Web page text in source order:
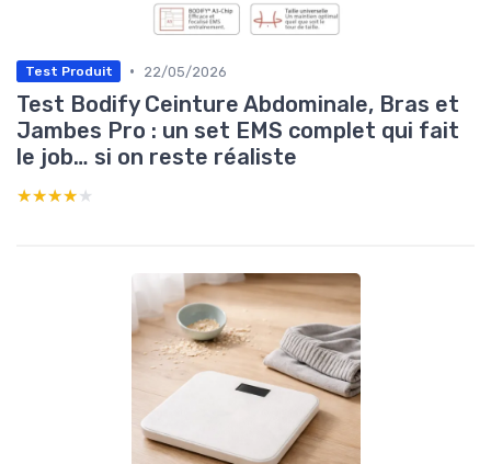
Test Produit • 22/05/2026
Test Bodify Ceinture Abdominale, Bras et
Jambes Pro : un set EMS complet qui fait
le job… si on reste réaliste
★★★★★
★★★★★